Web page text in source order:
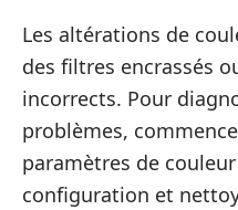
Les altérations de
des filtres encrassés
incorrects. Pour
problèmes,
paramètres de
configuration et